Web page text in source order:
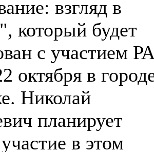
взгляд в
который будет
с участием
октября в
Николай
планирует
в этом